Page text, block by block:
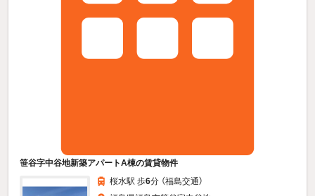
笹谷字中谷地新築アパートA棟の賃貸物件
桜水駅 歩6分 （福島交通）